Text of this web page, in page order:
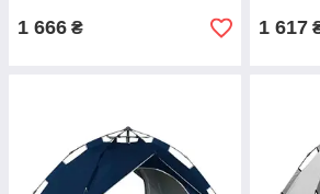
1 666 ₴ 1 617